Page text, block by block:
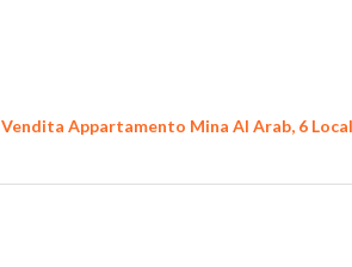
Vendita Appartamento Mina Al Arab, 6